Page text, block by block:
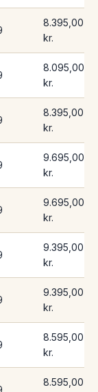
8.395,00
kr.
8.095,00
kr.
8.395,00
kr.
9.695,00
kr.
9.695,00
kr.
9.395,00
kr.
9.395,00
kr.
8.595,00
kr.
8.595,00